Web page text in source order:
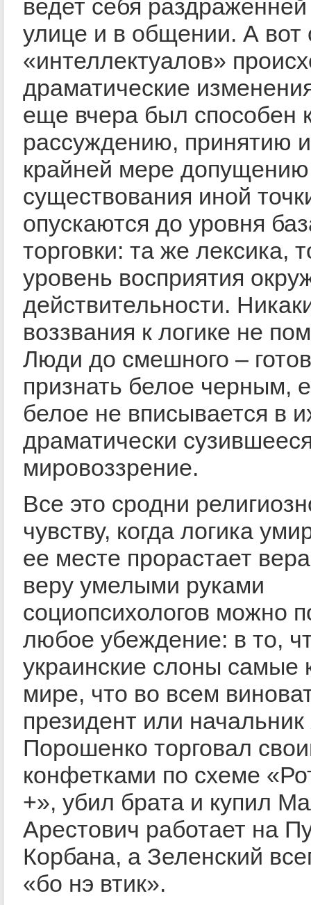
ведет себя
улице и в общении. А вот
«интеллектуалов»
драматические
еще вчера был способен
рассуждению, принятию
крайней мере допущению
существования иной
опускаются до уровня
торговки: та же лексика,
уровень восприятия
действительности.
воззвания к логике не
Люди до смешного –
признать белое черным,
белое не вписывается в
драматически
мировоззрение.
Все это сродни
чувству, когда логика
ее месте прорастает
веру умелыми руками
социопсихологов можно
любое убеждение: в то,
украинские слоны самые
мире, что во всем
президент или
Порошенко торговал
конфетками по схеме
+», убил брата и купил
Арестович работает на
Корбана, а Зеленский
«бо нэ втик».